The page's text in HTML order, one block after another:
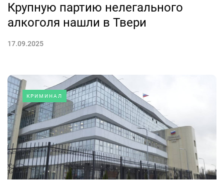
Крупную партию нелегального
алкоголя нашли в Твери
17.09.2025
КРИМИНАЛ